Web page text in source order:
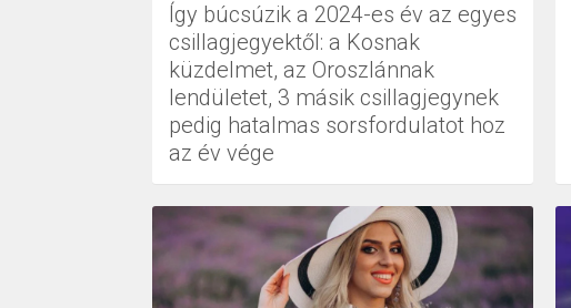
Így búcsúzik a 2024-es év az egyes
csillagjegyektől: a Kosnak
küzdelmet, az Oroszlánnak
lendületet, 3 másik csillagjegynek
pedig hatalmas sorsfordulatot hoz
az év vége